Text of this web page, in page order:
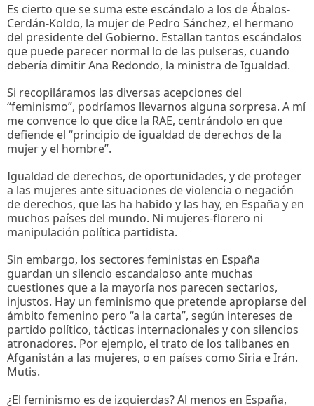
Es cierto que se suma este escándalo a los de Ábalos-
Cerdán-Koldo, la mujer de Pedro Sánchez, el hermano
del presidente del Gobierno. Estallan tantos escándalos
que puede parecer normal lo de las pulseras, cuando
debería dimitir Ana Redondo, la ministra de Igualdad.
Si recopiláramos las diversas acepciones del
“feminismo”, podríamos llevarnos alguna sorpresa. A mí
me convence lo que dice la RAE, centrándolo en que
defiende el “principio de igualdad de derechos de la
mujer y el hombre”.
Igualdad de derechos, de oportunidades, y de proteger
a las mujeres ante situaciones de violencia o negación
de derechos, que las ha habido y las hay, en España y en
muchos países del mundo. Ni mujeres-florero ni
manipulación política partidista.
Sin embargo, los sectores feministas en España
guardan un silencio escandaloso ante muchas
cuestiones que a la mayoría nos parecen sectarios,
injustos. Hay un feminismo que pretende apropiarse del
ámbito femenino pero “a la carta”, según intereses de
partido político, tácticas internacionales y con silencios
atronadores. Por ejemplo, el trato de los talibanes en
Afganistán a las mujeres, o en países como Siria e Irán.
Mutis.
¿El feminismo es de izquierdas? Al menos en España,